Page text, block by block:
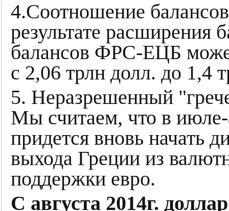
4.Соотношение
результате
балансов ФРС-ЕЦБ
с 2,06 трлн долл. до 1,4
5. Неразрешенный
Мы считаем, что в июле-
придется вновь начать
выхода Греции из
поддержки евро.
С августа 2014г.